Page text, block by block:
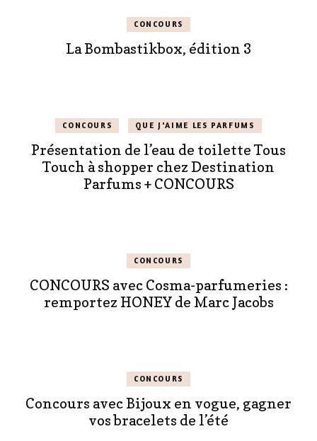
CONCOURS
La Bombastikbox, édition 3
CONCOURS QUE J'AIME LES PARFUMS
Présentation de l’eau de toilette Tous
Touch à shopper chez Destination
Parfums + CONCOURS
CONCOURS
CONCOURS avec Cosma-parfumeries :
remportez HONEY de Marc Jacobs
CONCOURS
Concours avec Bijoux en vogue, gagner
vos bracelets de l’été